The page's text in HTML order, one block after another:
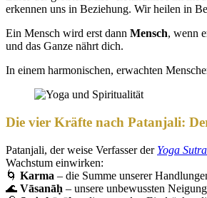
erkennen uns in Beziehung. Wir heilen in
Ein Mensch wird erst dann Mensch, wenn
und das Ganze nährt dich.
In einem harmonischen, erwachten
Die vier Kräfte nach Patanjali:
Patanjali, der weise Verfasser der Yoga
Wachstum einwirken:
🌀 Karma – die Summe unserer
🌊 Vāsanāḥ – unsere unbewussten